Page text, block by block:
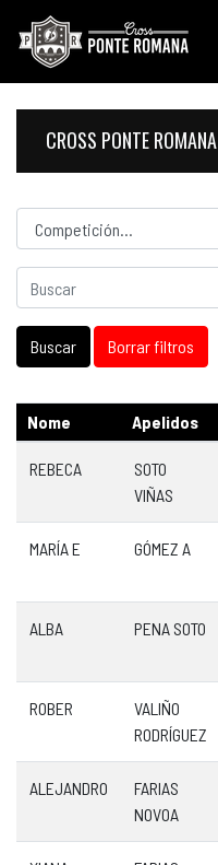
CROSS PONTE ROMANA
Competicion
Nome Apelidos
REBECA
SOTO
VIÑAS
MARÍA E GÓMEZ A
ALBA PENA SOTO
ROBER
VALIÑO
RODRÍGUEZ
ALEJANDRO
FARIAS
NOVOA